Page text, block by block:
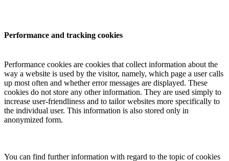
Performance and tracking cookies
Performance cookies are cookies that collect information about the
way a website is used by the visitor, namely, which page a user calls
up most often and whether error messages are displayed. These
cookies do not store any other information. They are used simply to
increase user-friendliness and to tailor websites more specifically to
the individual user. This information is also stored only in
anonymized form.
You can find further information with regard to the topic of cookies